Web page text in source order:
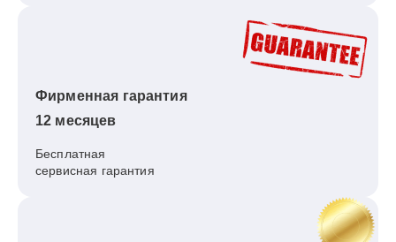
Фирменная гарантия
12 месяцев
Бесплатная
сервисная гарантия